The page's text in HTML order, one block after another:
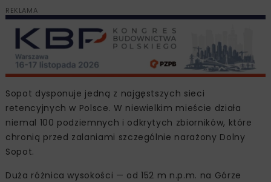
REKLAMA
Sopot dysponuje jedną z najgęstszych sieci
retencyjnych w Polsce. W niewielkim mieście działa
niemal 100 podziemnych i odkrytych zbiorników, które
chronią przed zalaniami szczególnie narażony Dolny
Sopot.
Duża różnica wysokości — od 152 m n.p.m. na Górze